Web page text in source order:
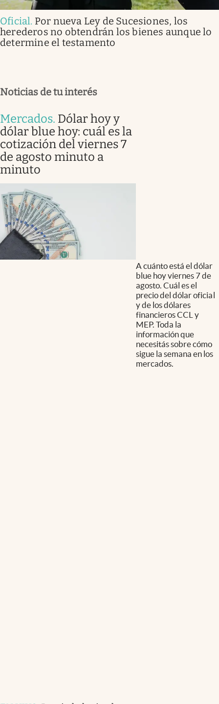
Oficial. Por nueva Ley de Sucesiones, los
herederos no obtendrán los bienes aunque lo
determine el testamento
Noticias de tu interés
Mercados. Dólar hoy y
dólar blue hoy: cuál es la
cotización del viernes 7
de agosto minuto a
minuto
A cuánto está el dólar
blue hoy viernes 7 de
agosto. Cuál es el
precio del dólar oficial
y de los dólares
financieros CCL y
MEP. Toda la
información que
necesitás sobre cómo
sigue la semana en los
mercados.